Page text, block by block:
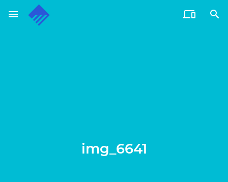
menu  
img_6641
通过电子邮件订阅博客